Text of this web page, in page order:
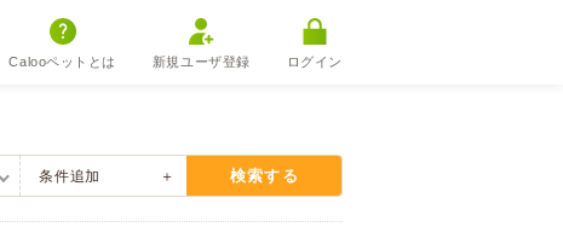
Calooペットとは 新規ユーザ登録 ログイン
条件追加 検索する